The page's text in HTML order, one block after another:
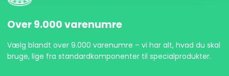
Over 9.000 varenumre
Vælg blandt over 9.000 varenumre – vi har alt, hvad du skal
bruge, lige fra standardkomponenter til specialprodukter.